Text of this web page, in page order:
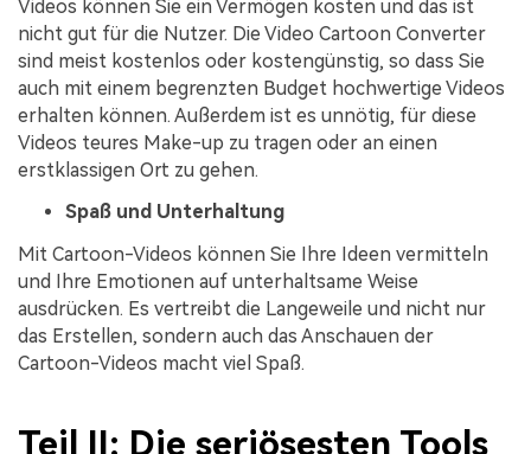
Videos können Sie ein Vermögen kosten und das ist
nicht gut für die Nutzer. Die Video Cartoon Converter
sind meist kostenlos oder kostengünstig, so dass Sie
auch mit einem begrenzten Budget hochwertige Videos
erhalten können. Außerdem ist es unnötig, für diese
Videos teures Make-up zu tragen oder an einen
erstklassigen Ort zu gehen.
Spaß und Unterhaltung
Mit Cartoon-Videos können Sie Ihre Ideen vermitteln
und Ihre Emotionen auf unterhaltsame Weise
ausdrücken. Es vertreibt die Langeweile und nicht nur
das Erstellen, sondern auch das Anschauen der
Cartoon-Videos macht viel Spaß.
Teil II: Die seriösesten Tools